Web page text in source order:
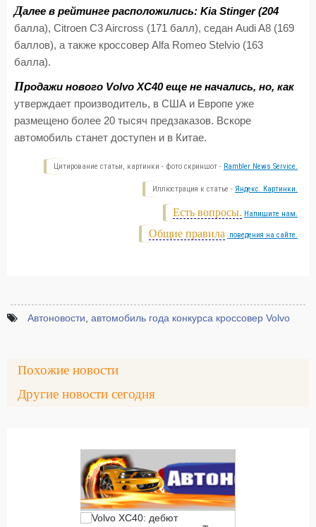
Далее в рейтинге расположились: Kia Stinger (204
балла), Citroen C3 Aircross (171 балл), седан Audi A8 (169
баллов), а также кроссовер Alfa Romeo Stelvio (163
балла).
Продажи нового Volvo XC40 еще не начались, но, как
утверждает производитель, в США и Европе уже
размещено более 20 тысяч предзаказов. Вскоре
автомобиль станет доступен и в Китае.
Цитирование статьи, картинки - фото скриншот - Rambler News Service.
Иллюстрация к статье - Яндекс. Картинки.
Есть вопросы. Напишите нам.
Общие правила поведения на сайте.
Автоновости автомобиль года конкурса кроссовер Volvo
Похожие новости
Другие новости сегодня